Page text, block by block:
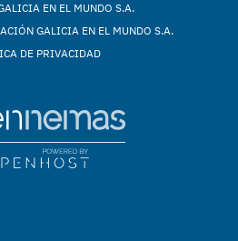
EN EL MUNDO S.A.
GALICIA EN EL MUNDO S.A.
DE PRIVACIDAD